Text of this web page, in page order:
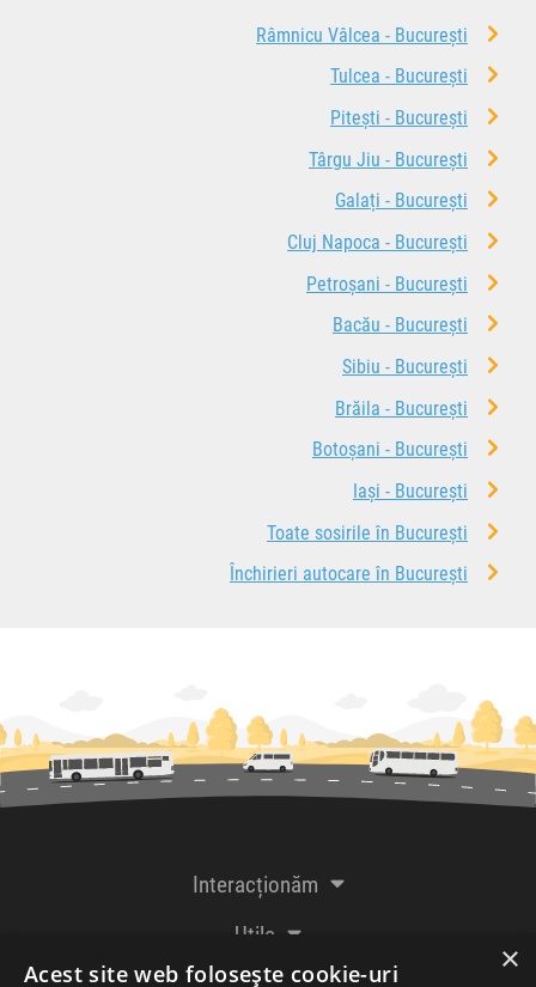
Râmnicu Vâlcea - București
Tulcea - București
Pitești - București
Târgu Jiu - București
Galați - București
Cluj Napoca - București
Petroșani - București
Bacău - București
Sibiu - București
Brăila - București
Botoșani - București
Iași - București
Toate sosirile în București
Închirieri autocare în București
Interacționăm
Utile
×
Acest site web folosește cookie-uri